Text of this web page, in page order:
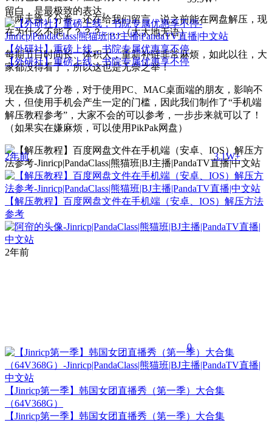
这两天换了分卷，还在给我们留言，说之前能在网盘解压，现
在为什么不能了？？？……（大大地无语）
每期节目时间长、体积大，重新补链非常麻烦，如此以往，大
家都没得看了，所以这也是无奈之举！
现在换成了分卷，对于使用PC、MAC桌面端的朋友，影响不
大，但使用手机会产生一定的门槛，因此我们制作了“手机端
解压教程参考”，大家不会的可以参考，一步步来就可以了！
（如果实在嫌麻烦，可以使用PikPak网盘）
【解压教程】百度网盘文件在手机端（安卓、IOS）解压方法
参考
2年前
0
留白，是最极致的表达。
【外研社】重磅上线，书院专属优惠享不停
【外研社】重磅上线，书院专属优惠享不停
2年前 3.1W+
【Jinricp第一季】韩国女团直播秀（第一季）大合集
（64V368G）
【Jinricp第一季】韩国女团直播秀（第一季）大合集